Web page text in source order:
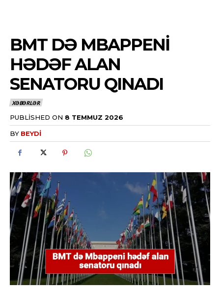
BMT DƏ MBAPPENI
HƏDƏF ALAN
SENATORU QINADI
XƏBƏRLƏR
PUBLISHED ON 8 TEMMUZ 2026
BY BEYDI